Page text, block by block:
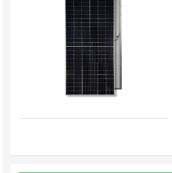
HJ-SM620-12M
aquí per respondre les vostres preguntes i oferir-vos
Si us plau, trieu el tipus de producte